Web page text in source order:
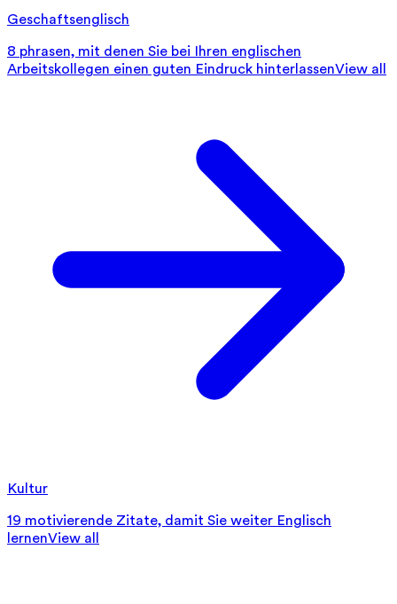
Geschaftsenglisch
8 phrasen, mit denen Sie bei Ihren englischen
Arbeitskollegen einen guten Eindruck hinterlassenView all
Kultur
19 motivierende Zitate, damit Sie weiter Englisch
lernenView all